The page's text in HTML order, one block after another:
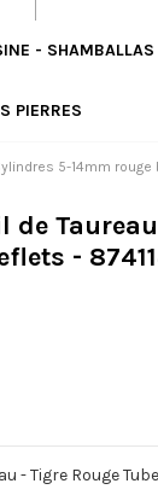
- SHAMBALLAS
PIERRES
5-14mm
de
-
- Tigre Rouge